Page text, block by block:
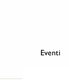
Eventi